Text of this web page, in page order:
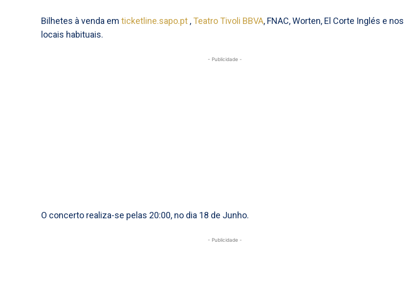
Bilhetes à venda em ticketline.sapo.pt , Teatro Tivoli BBVA, FNAC, Worten, El Corte Inglés e nos
locais habituais.
- Publicidade -
O concerto realiza-se pelas 20:00, no dia 18 de Junho.
- Publicidade -